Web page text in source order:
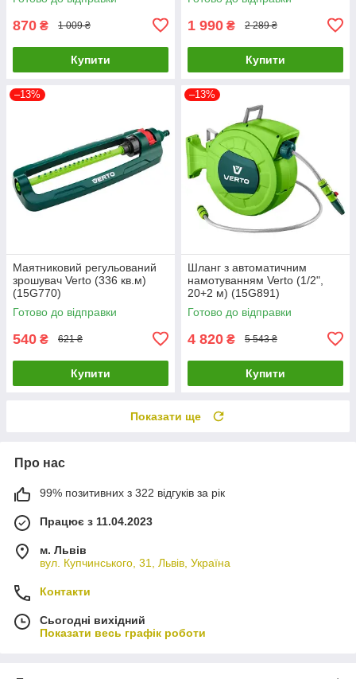
870 ₴ 1 009 ₴
Купити
1 990 ₴ 2 289 ₴
Купити
–13%
Маятниковий регульований
зрошувач Verto (336 кв.м)
(15G770)
Готово до відправки
540 ₴ 621 ₴
Купити
–13%
Шланг з автоматичним
намотуванням Verto (1/2",
20+2 м) (15G891)
Готово до відправки
4 820 ₴ 5 543 ₴
Купити
Показати ще
Про нас
99% позитивних з 322 відгуків за рік
Працює з 11.04.2023
м. Львів
вул. Купчинського, 31, Львів, Україна
Контакти
Сьогодні вихідний
Показати весь графік роботи